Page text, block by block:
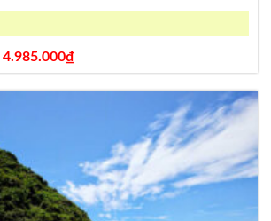
Giá
là:
5.500.000₫.
4.985.000₫Giá
hiện
tại
là: